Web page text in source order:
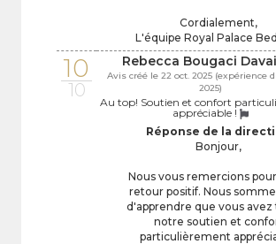
Cordialement,
L'équipe Royal Palace
10
10
Rebecca Bougaci
Avis créé le 22 oct. 2025 (expérience
2025)
Au top! Soutien et confort
appréciable !
Réponse de la
Bonjour,
Nous vous remercions
retour positif. Nous
d'apprendre que vous avez
notre soutien et
particulièrement